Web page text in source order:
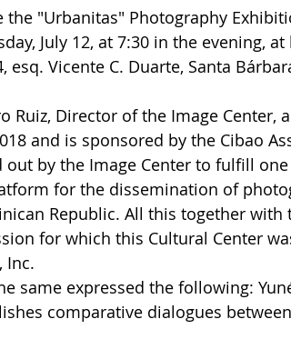
"Urbanitas" Photography
July 12, at 7:30 in the evening, at
Vicente C. Duarte, Santa
Ruiz, Director of the Image Center,
and is sponsored by the Cibao
by the Image Center to fulfill
for the dissemination of
Republic. All this together with
for which this Cultural Center
Inc.
same expressed the following:
comparative dialogues